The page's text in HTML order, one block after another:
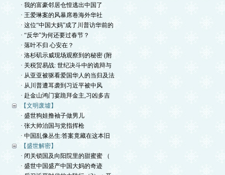
· 我的富豪邻居仓惶逃出中国了
· 王爱琳案的风暴席卷海外华社
· 这位“中国大妈”成了川普访华前的
· “反华”为何还要过春节？
· 落叶不归 心安在？
· 洛杉矶示威现场观察到的秘密 (附
· 关税贸易战: 世纪决斗中的诡辩与
· 从亚亚被驱看爱国华人的当归及法
· 从川普遭耳袭到习近平被中风
· 赴金山鸿门宴跪拜金主,习凶多吉
【文明废墟】
· 盛世狗娃撸袖子做男儿
· 张大帅治国与党指挥枪
· 中国乱像丛生:答案竟藏在这本旧
【盛世解密】
· 闭关锁国及向阳院里的甜蜜蜜 （
· 盛世中国盛产中国大妈的奇迹